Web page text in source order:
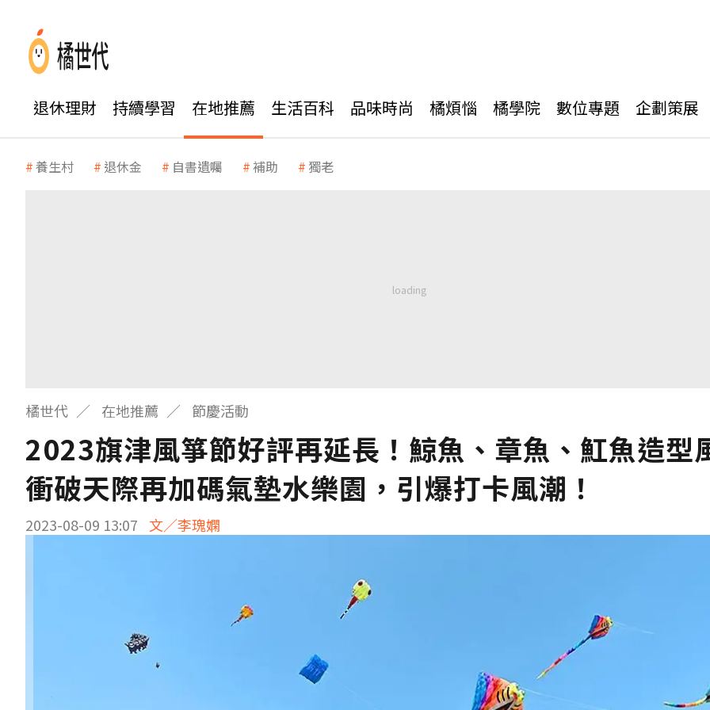
退休理財 持續學習 在地推薦 生活百科 品味時尚 橘煩惱 橘學院 數位專題 企劃策展
養生村 退休金 自書遺囑 補助 獨老
橘世代 在地推薦 節慶活動
2023旗津風箏節好評再延長！鯨魚、章魚、魟魚造型
衝破天際再加碼氣墊水樂園，引爆打卡風潮！
2023-08-09 13:07 文／李瑰嫻